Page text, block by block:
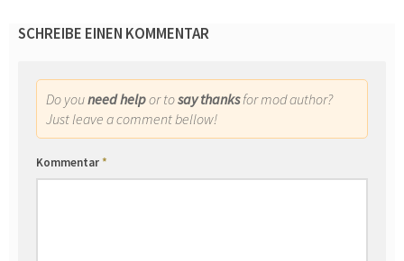
SCHREIBE EINEN KOMMENTAR
Do youneed helpor tosay thanksfor mod author?
Just leave a comment bellow!
Kommentar*